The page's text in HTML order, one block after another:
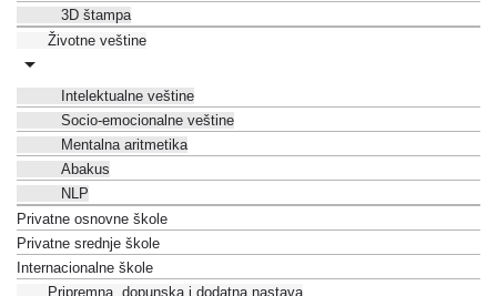
3D štampa
Životne veštine
Intelektualne veštine
Socio-emocionalne veštine
Mentalna aritmetika
Abakus
NLP
Privatne osnovne škole
Privatne srednje škole
Internacionalne škole
Pripremna, dopunska i dodatna nastava